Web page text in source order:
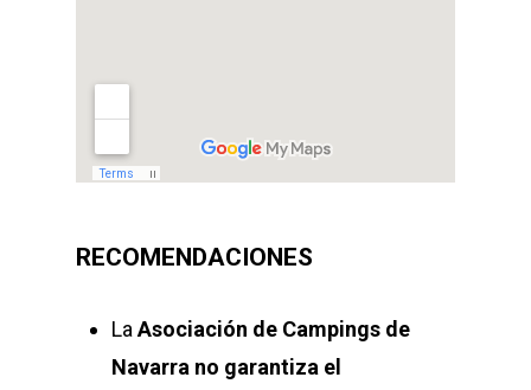
RECOMENDACIONES
La Asociación de Campings de
Navarra no garantiza el